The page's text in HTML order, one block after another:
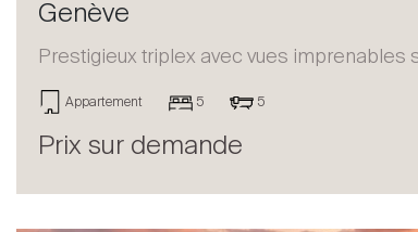
Genève
Prestigieux triplex avec vues imprenables
Appartement 5 5
Prix sur demande